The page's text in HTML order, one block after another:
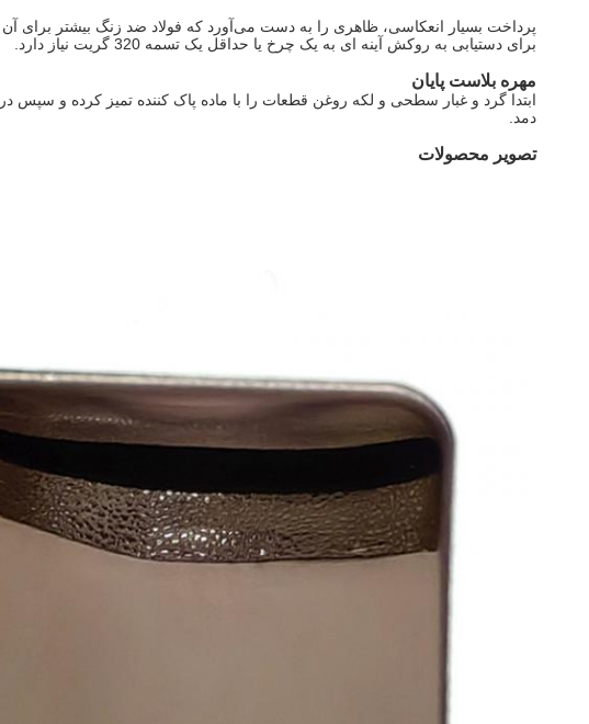
پرداخت بسیار انعکاسی، ظاهری را به دست می‌آورد که فولاد ضد زنگ بیشتر
برای دستیابی به روکش آینه ای به یک چرخ یا حداقل یک تسمه 320 گریت نیاز دارد.
مهره بلاست پایان
ابتدا گرد و غبار سطحی و لکه روغن قطعات را با ماده پاک کننده تمیز کرده و
دمد.
تصویر محصولات